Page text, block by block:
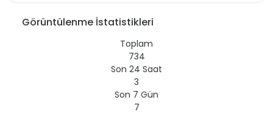
Görüntülenme İstatistikleri
Toplam
734
Son 24 Saat
3
Son 7 Gün
7